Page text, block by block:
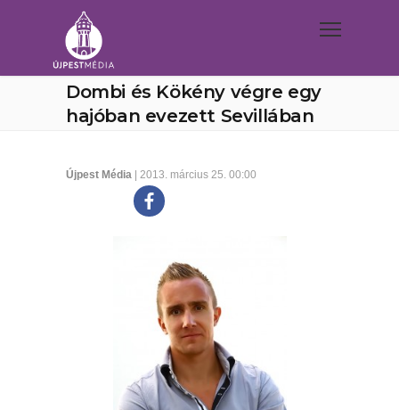
Dombi és Kökény végre egy
hajóban evezett Sevillában
Újpest Média | 2013. március 25. 00:00